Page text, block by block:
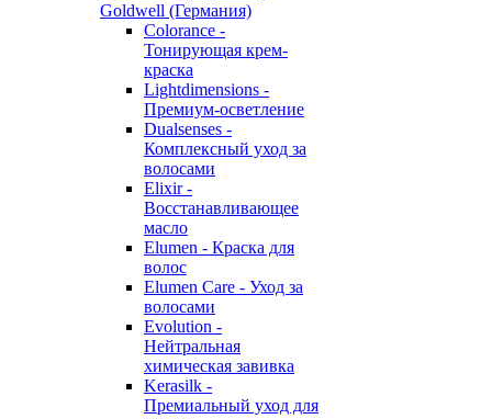
Goldwell (Германия)
Colorance -
Тонирующая крем-
краска
Lightdimensions -
Премиум-осветление
Dualsenses -
Комплексный уход за
волосами
Elixir -
Восстанавливающее
масло
Elumen - Краска для
волос
Elumen Care - Уход за
волосами
Evolution -
Нейтральная
химическая завивка
Kerasilk -
Премиальный уход для